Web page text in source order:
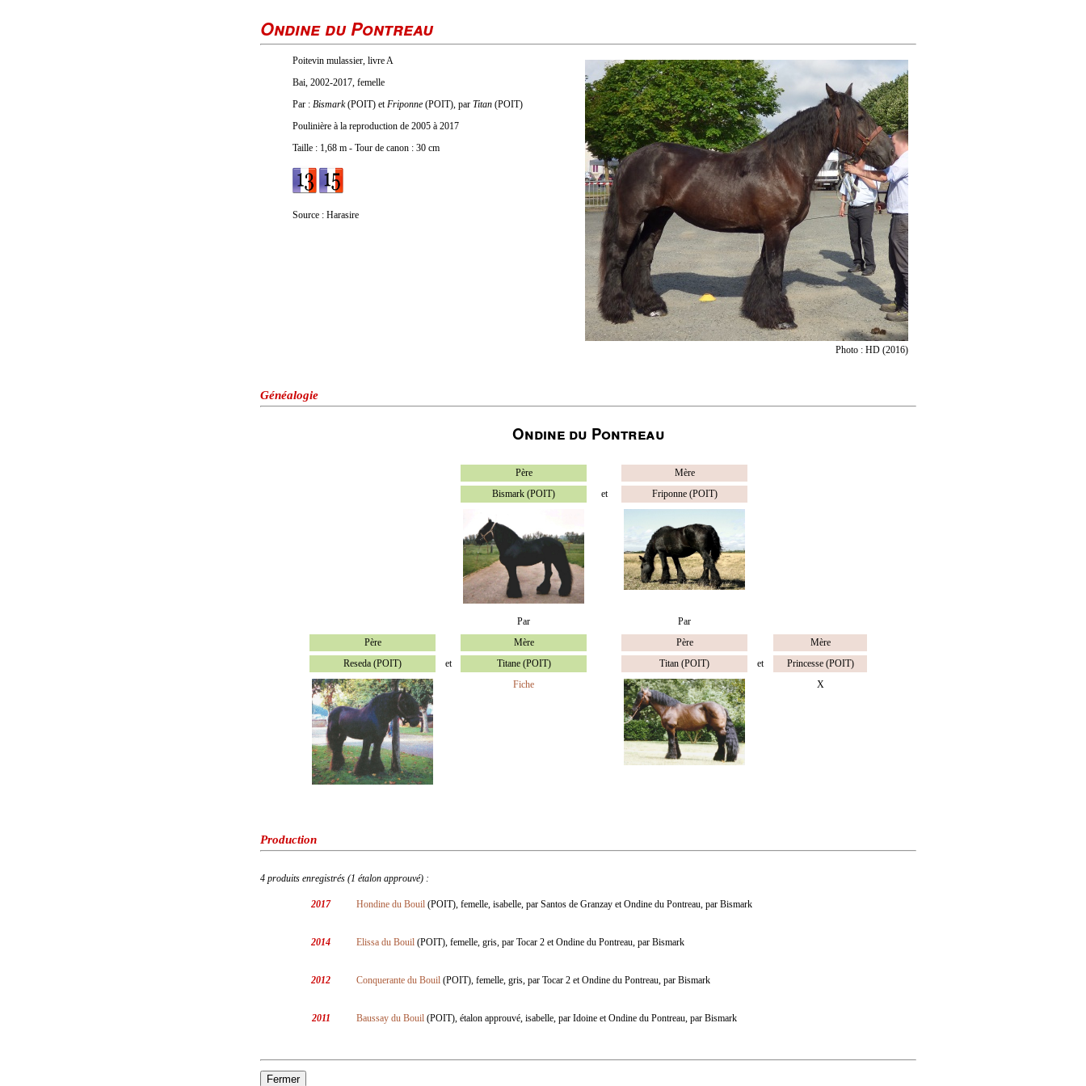
Ondine du Pontreau
Photo : HD (2016)
Poitevin mulassier, livre A
Bai, 2002-2017, femelle
Par : Bismark(POIT) etFriponne (POIT), par Titan (POIT)
Poulinière à la reproduction de 2005 à 2017
Taille : 1,68 m - Tour de canon : 30 cm
Source : Harasire
Généalogie
Ondine du Pontreau
Père
Mère
Bismark (POIT)
et Friponne (POIT)
Par
Par
Père
Mère Père
Mère
Reseda (POIT)
et Titane (POIT) Titan (POIT) et
Princesse (POIT)
Fiche
X
Production
4 produits enregistrés (1 étalon approuvé) :
2017 Hondine du Bouil (POIT), femelle, isabelle, par Santos de Granzay et Ondine du Pontreau, par Bismark
2014 Elissa du Bouil (POIT), femelle, gris, par Tocar 2 et Ondine du Pontreau, par Bismark
2012 Conquerante du Bouil (POIT), femelle, gris, par Tocar 2 et Ondine du Pontreau, par Bismark
2011 Baussay du Bouil (POIT), étalon approuvé, isabelle, par Idoine et Ondine du Pontreau, par Bismark